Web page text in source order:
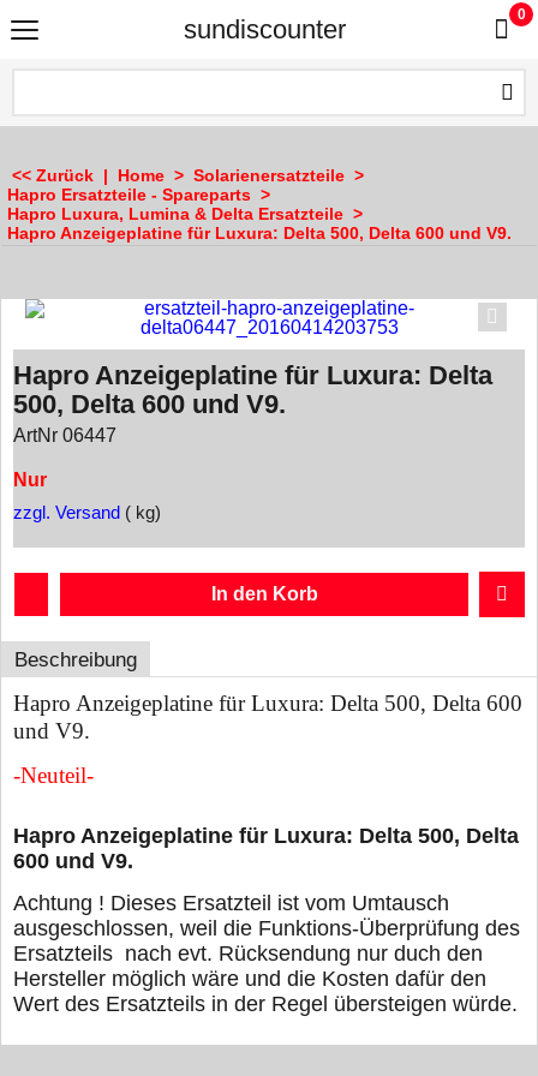
sundiscounter
0
<< Zurück | Home > Solarienersatzteile >
Hapro Ersatzteile - Spareparts >
Hapro Luxura, Lumina & Delta Ersatzteile >
Hapro Anzeigeplatine für Luxura: Delta 500, Delta 600 und V9.
Hapro Anzeigeplatine für Luxura: Delta
500, Delta 600 und V9.
ArtNr 06447
Nur
zzgl. Versand kg
In den Korb
Beschreibung
Hapro Anzeigeplatine für Luxura: Delta 500, Delta 600
und V9.
-Neuteil-
Hapro Anzeigeplatine für Luxura: Delta 500, Delta
600 und V9.
Achtung ! Dieses Ersatzteil ist vom Umtausch
ausgeschlossen, weil die Funktions-Überprüfung des
Ersatzteils nach evt. Rücksendung nur duch den
Hersteller möglich wäre und die Kosten dafür den
Wert des Ersatzteils in der Regel übersteigen würde.